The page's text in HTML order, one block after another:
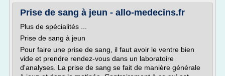
Prise de sang à jeun - allo-medecins.fr
Plus de spécialités ...
Prise de sang à jeun
Pour faire une prise de sang, il faut avoir le ventre bien
vide et prendre rendez-vous dans un laboratoire
d'analyses. La prise de sang se fait de manière générale